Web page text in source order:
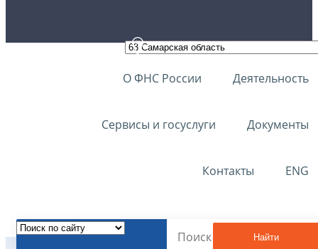
О ФНС России Деятельность
Сервисы и госуслуги Документы
Контакты ENG
Найти